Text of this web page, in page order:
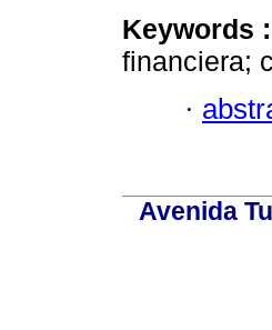
Keywords :
financiera;
·
Avenida